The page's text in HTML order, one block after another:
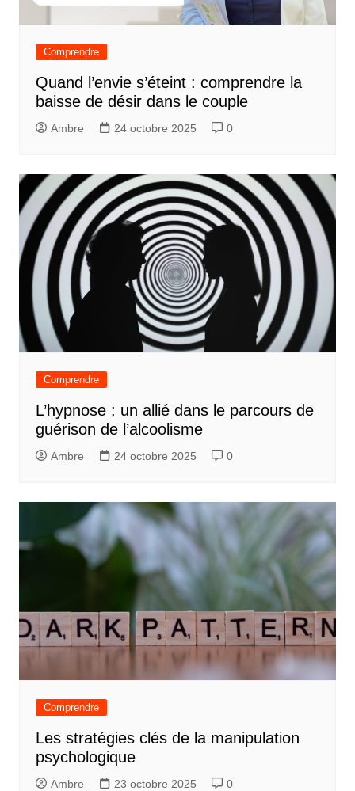
Comprendre
Quand l’envie s’éteint : comprendre la
baisse de désir dans le couple
Ambre 24 octobre 2025 0
Comprendre
L’hypnose : un allié dans le parcours de
guérison de l’alcoolisme
Ambre 24 octobre 2025 0
Comprendre
Les stratégies clés de la manipulation
psychologique
Ambre 23 octobre 2025 0